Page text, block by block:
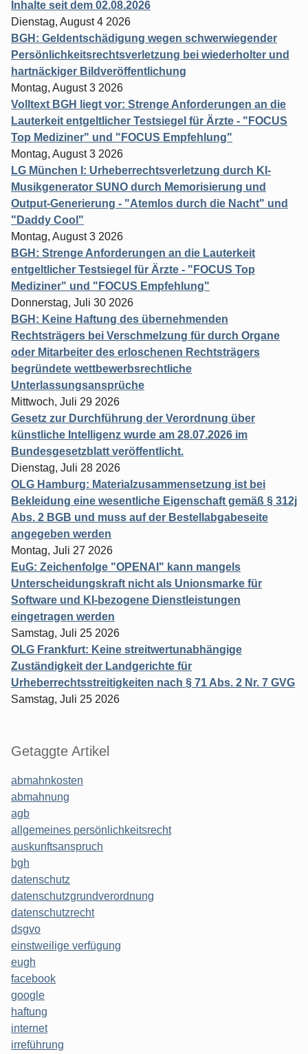
Inhalte seit dem 02.08.2026
Dienstag, August 4 2026
BGH: Geldentschädigung wegen schwerwiegender
Persönlichkeitsrechtsverletzung bei wiederholter und
hartnäckiger Bildveröffentlichung
Montag, August 3 2026
Volltext BGH liegt vor: Strenge Anforderungen an die
Lauterkeit entgeltlicher Testsiegel für Ärzte - "FOCUS
Top Mediziner" und "FOCUS Empfehlung"
Montag, August 3 2026
LG München I: Urheberrechtsverletzung durch KI-
Musikgenerator SUNO durch Memorisierung und
Output-Generierung - "Atemlos durch die Nacht" und
"Daddy Cool"
Montag, August 3 2026
BGH: Strenge Anforderungen an die Lauterkeit
entgeltlicher Testsiegel für Ärzte - "FOCUS Top
Mediziner" und "FOCUS Empfehlung"
Donnerstag, Juli 30 2026
BGH: Keine Haftung des übernehmenden
Rechtsträgers bei Verschmelzung für durch Organe
oder Mitarbeiter des erloschenen Rechtsträgers
begründete wettbewerbsrechtliche
Unterlassungsansprüche
Mittwoch, Juli 29 2026
Gesetz zur Durchführung der Verordnung über
künstliche Intelligenz wurde am 28.07.2026 im
Bundesgesetzblatt veröffentlicht.
Dienstag, Juli 28 2026
OLG Hamburg: Materialzusammensetzung ist bei
Bekleidung eine wesentliche Eigenschaft gemäß § 312j
Abs. 2 BGB und muss auf der Bestellabgabeseite
angegeben werden
Montag, Juli 27 2026
EuG: Zeichenfolge "OPENAI" kann mangels
Unterscheidungskraft nicht als Unionsmarke für
Software und KI-bezogene Dienstleistungen
eingetragen werden
Samstag, Juli 25 2026
OLG Frankfurt: Keine streitwertunabhängige
Zuständigkeit der Landgerichte für
Urheberrechtsstreitigkeiten nach § 71 Abs. 2 Nr. 7 GVG
Samstag, Juli 25 2026
Getaggte Artikel
abmahnkosten
abmahnung
agb
allgemeines persönlichkeitsrecht
auskunftsanspruch
bgh
datenschutz
datenschutzgrundverordnung
datenschutzrecht
dsgvo
einstweilige verfügung
eugh
facebook
google
haftung
internet
irreführung